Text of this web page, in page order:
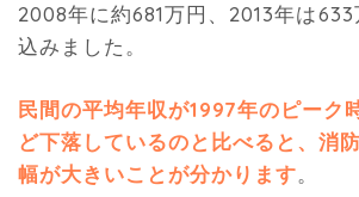
2008年に約681万円、2013年は
込みました。
民間の平均年収が1997年のピーク
ど下落しているのと比べると、消
幅が大きいことが分かります。